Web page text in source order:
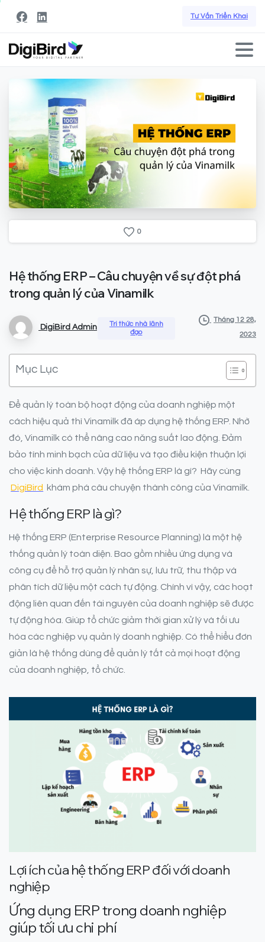
Tư Vấn Triển Khai
0
Hệthống ERP–Câuchuyệnvềsựđộtphá
trong quản lýcủaVinamilk
DigiBird Admin
Tri thức nhà lãnh
đạo
Tháng 12 28,
2023
Mục Lục
Để quản lý toàn bộ hoạt động của doanh nghiệp một
cách hiệu quả thì Vinamilk đã áp dụng hệ thống ERP. Nhờ
đó, Vinamilk có thể nâng cao năng suất lao động. Đảm
bảo tính minh bạch của dữ liệu và tạo điều kiện thuận lợi
cho việc kinh doanh. Vậy hệ thống ERP là gì? Hãy cùng
DigiBird
khám phá câu chuyện thành công của Vinamilk.
Hệ thống ERP là gì?
Hệ thống ERP (Enterprise Resource Planning) là một hệ
thống quản lý toàn diện. Bao gồm nhiều ứng dụng và
công cụ để hỗ trợ quản lý nhân sự, lưu trữ, thu thập và
phân tích dữ liệu một cách tự động. Chính vì vậy, các hoạt
động liên quan đến tài nguyên của doanh nghiệp sẽ được
tự động hóa. Giúp tổ chức giảm thời gian xử lý và tối ưu
hóa các nghiệp vụ quản lý doanh nghiệp. Có thể hiểu đơn
giản là hệ thống dùng để quản lý tất cả mọi hoạt động
của doanh nghiệp, tổ chức.
Lợi ích của hệ thống ERP đối với doanh
nghiệp
Ứng dụng ERP trong doanh nghiệp
giúp tối ưu chi phí